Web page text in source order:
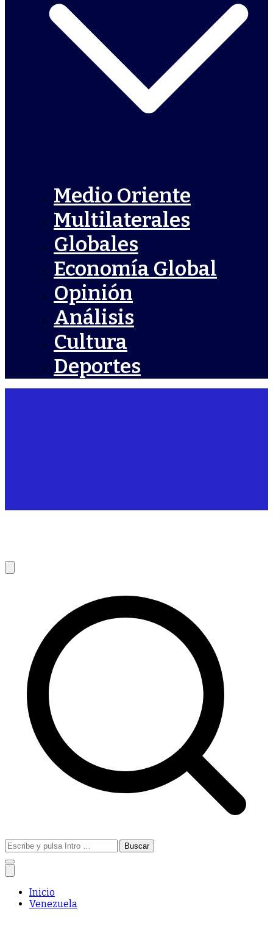
Medio Oriente
Multilaterales
Globales
Economía Global
Opinión
Análisis
Cultura
Deportes
Buscar:
Inicio
Venezuela